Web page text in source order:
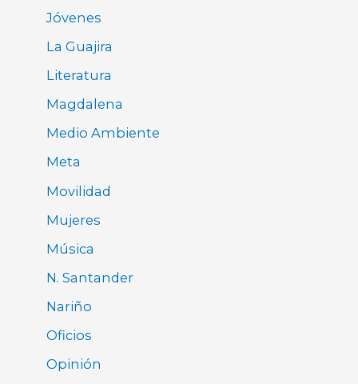
Jóvenes
La Guajira
Literatura
Magdalena
Medio Ambiente
Meta
Movilidad
Mujeres
Música
N. Santander
Nariño
Oficios
Opinión